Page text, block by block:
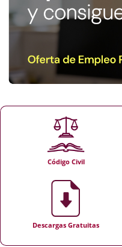
Código Civil
Descargas Gratuitas